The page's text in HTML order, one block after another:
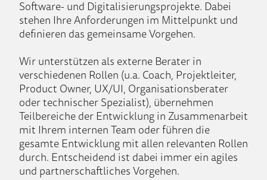
Software- und Digitalisierungsprojekte. Dabei
stehen Ihre Anforderungen im Mittelpunkt und
definieren das gemeinsame Vorgehen.
Wir unterstützen als externe Berater in
verschiedenen Rollen (u.a. Coach, Projektleiter,
Product Owner, UX/UI, Organisationsberater
oder technischer Spezialist), übernehmen
Teilbereiche der Entwicklung in Zusammenarbeit
mit Ihrem internen Team oder führen die
gesamte Entwicklung mit allen relevanten Rollen
durch. Entscheidend ist dabei immer ein agiles
und partnerschaftliches Vorgehen.